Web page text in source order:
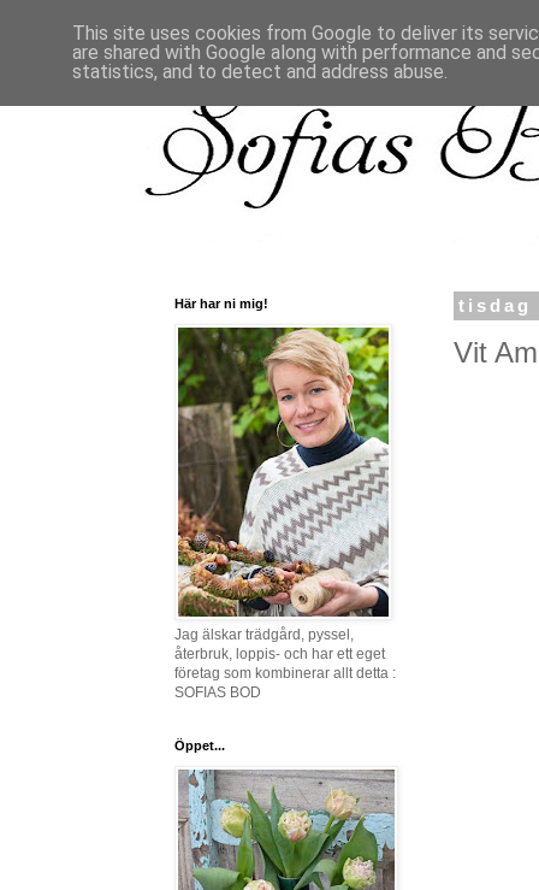
tisdag
Vit
Här har ni mig!
Jag älskar trädgård, pyssel,
återbruk, loppis- och har ett eget
företag som kombinerar allt detta :
SOFIAS BOD
Öppet...
This site uses cookies from Google to deliver its
are shared with Google along with performance and
statistics, and to detect and address abuse.